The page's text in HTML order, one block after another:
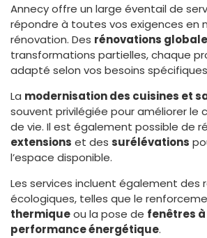
Annecy offre un large éventail de
répondre à toutes vos exigences en
rénovation. Des rénovations
transformations partielles, chaque
adapté selon vos besoins
La modernisation des cuisines et
souvent privilégiée pour améliorer le
de vie. Il est également possible de
extensions et des surélévations
l’espace disponible.
Les services incluent également des
écologiques, telles que le
thermiqueou la pose de fenêtres
performance énergétique.